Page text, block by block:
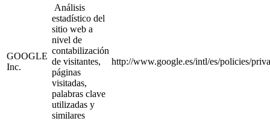
GOOGLE
Inc.
Análisis
estadístico del
sitio web a
nivel de
contabilización
de visitantes,
páginas
visitadas,
palabras clave
utilizadas y
similares
http://www.google.es/intl/es/policies/